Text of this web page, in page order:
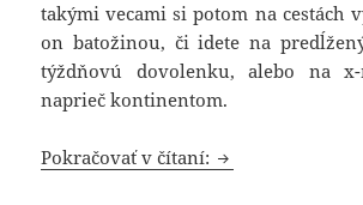
takými vecami si potom na cestách
on batožinou, či idete na
týždňovú dovolenku, alebo na x-
naprieč kontinentom.
Pokračovať v čítaní: Vychytávka na